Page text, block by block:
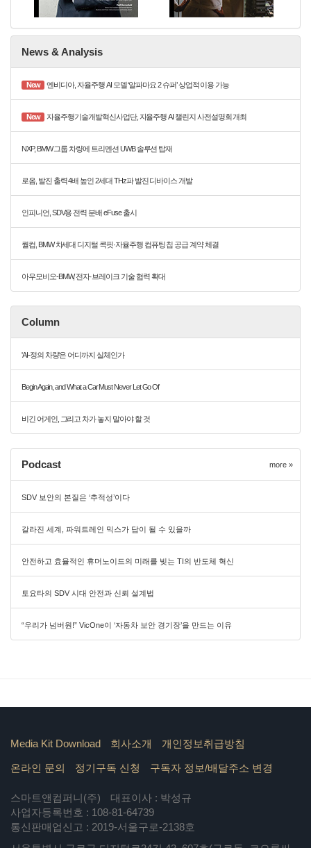
News & Analysis
New 엔비디아, 자율주행 AI 모델 ‘알파마요 2 슈퍼’ 상업적 이용 가능
New 자율주행기술개발혁신사업단, 자율주행 AI 챌린지 사전설명회 개최
NXP, BMW 그룹 차량에 트리멘션 UWB 솔루션 탑재
로옴, 발진 출력 4배 높인 2세대 THz파 발진 디바이스 개발
인피니언, SDV용 전력 분배 eFuse 출시
퀄컴, BMW 차세대 디지털 콕핏·자율주행 컴퓨팅 칩 공급 계약 체결
아우모비오-BMW, 전자·브레이크 기술 협력 확대
Column
'AI-정의 차량'은 어디까지 실체인가
Begin Again, and What a Car Must Never Let Go Of
비긴 어게인, 그리고 차가 놓지 말아야 할 것
Podcast more »
SDV 보안의 본질은 ‘추적성’이다
갈라진 세계, 파워트레인 믹스가 답이 될 수 있을까
안전하고 효율적인 휴머노이드의 미래를 빚는 TI의 반도체 혁신
토요타의 SDV 시대 안전과 신뢰 설계법
“우리가 넘버원!” VicOne이 ‘자동차 보안 경기장’을 만드는 이유
Media Kit Download 회사소개 개인정보취급방침
온라인 문의 정기구독 신청 구독자 정보/배달주소 변경
스마트앤컴퍼니(주)
대표이사 : 박성규
사업자등록번호 : 108-81-64739
통신판매업신고 : 2019-서울구로-2138호